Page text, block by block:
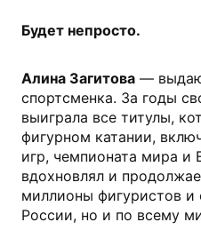
Будет непросто.
Алина Загитова —
спортсменка. За годы
выиграла все титулы,
фигурном катании,
игр, чемпионата мира и
вдохновлял и
миллионы фигуристов и
России, но и по всему